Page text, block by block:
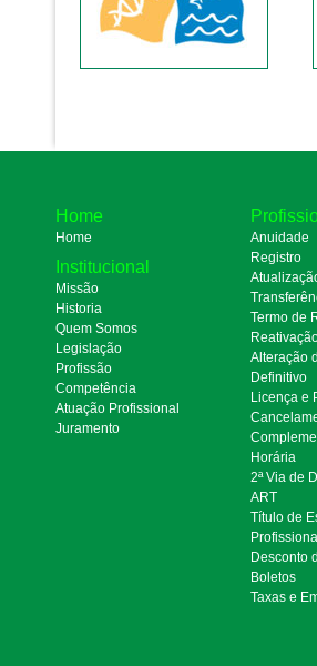
Home
Home
Institucional
Missão
Historia
Quem Somos
Legislação
Profissão
Competência
Atuação Profissional
Juramento
Anuidade
Registro
Termo de
Alteração
Definitivo
Licença e
Horária
2ª Via de
ART
Título de
Desconto
Boletos
Taxas e